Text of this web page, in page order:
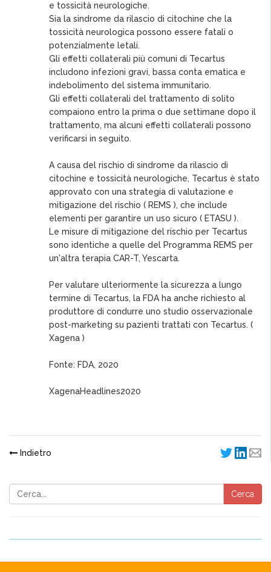
e tossicità neurologiche.
Sia la sindrome da rilascio di citochine che la
tossicità neurologica possono essere fatali o
potenzialmente letali.
Gli effetti collaterali più comuni di Tecartus
includono infezioni gravi, bassa conta ematica e
indebolimento del sistema immunitario.
Gli effetti collaterali del trattamento di solito
compaiono entro la prima o due settimane dopo il
trattamento, ma alcuni effetti collaterali possono
verificarsi in seguito.
A causa del rischio di sindrome da rilascio di
citochine e tossicità neurologiche, Tecartus è stato
approvato con una strategia di valutazione e
mitigazione del rischio ( REMS ), che include
elementi per garantire un uso sicuro ( ETASU ).
Le misure di mitigazione del rischio per Tecartus
sono identiche a quelle del Programma REMS per
un'altra terapia CAR-T, Yescarta.
Per valutare ulteriormente la sicurezza a lungo
termine di Tecartus, la FDA ha anche richiesto al
produttore di condurre uno studio osservazionale
post-marketing su pazienti trattati con Tecartus. (
Xagena )
Fonte: FDA, 2020
XagenaHeadlines2020
Indietro
Cerca